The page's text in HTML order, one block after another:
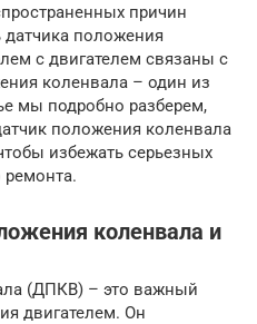
причин
положения
с двигателем связаны с
коленвала – один из
мы подробно разберем,
положения коленвала
избежать серьезных
коленвала и
(ДПКВ) – это важный
двигателем. Он